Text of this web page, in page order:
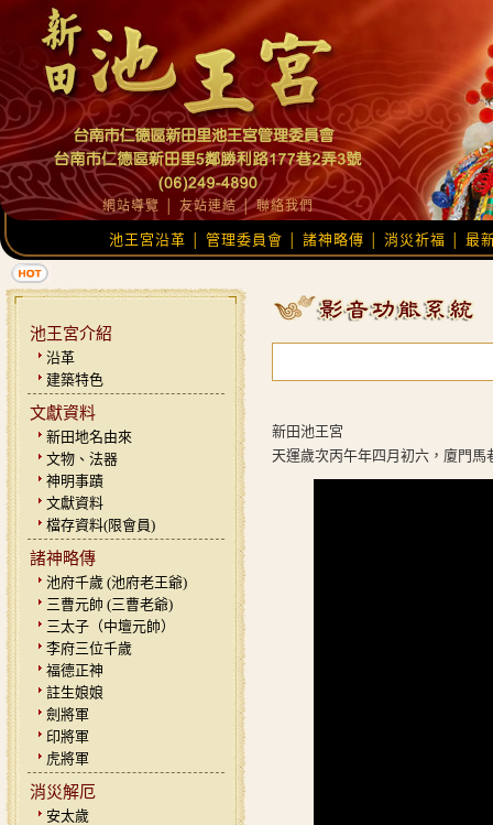
網站導覽 友站連結│聯絡我們
池王宮沿革 管理委員會 諸神略傳 消災祈福 最
池王宮介紹
沿革
建築特色
文獻資料
新田地名由來
文物、法器
神明事蹟
文獻資料
檔存資料(限會員)
諸神略傳
池府千歲 (池府老王爺)
三曹元帥 (三曹老爺)
三太子（中壇元帥）
李府三位千歲
福德正神
註生娘娘
劍將軍
印將軍
虎將軍
消災解厄
安太歲
新田池王宮
天運歲次丙午年四月初六，廈門